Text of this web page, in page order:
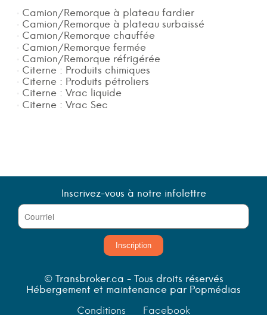
Camion/Remorque à plateau fardier
Camion/Remorque à plateau surbaissé
Camion/Remorque chauffée
Camion/Remorque fermée
Camion/Remorque réfrigérée
Citerne : Produits chimiques
Citerne : Produits pétroliers
Citerne : Vrac liquide
Citerne : Vrac Sec
Inscrivez-vous à notre infolettre
Inscription
© Transbroker.ca - Tous droits réservés
Hébergement et maintenance par Popmédias
Conditions
Facebook